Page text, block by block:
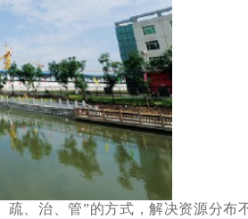
、治、管”的方式，解决资源分布